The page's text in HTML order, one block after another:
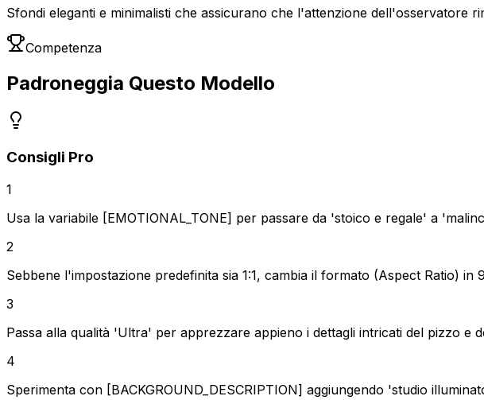
Sfondi eleganti e minimalisti che assicurano che l'attenzione dell'osservatore
Competenza
Padroneggia Questo Modello
Consigli Pro
1
Usa la variabile [EMOTIONAL_TONE] per passare da 'stoico e regale' a
2
Sebbene l'impostazione predefinita sia 1:1, cambia il formato (Aspect Ratio)
3
Passa alla qualità 'Ultra' per apprezzare appieno i dettagli intricati del pizzo e
4
Sperimenta con [BACKGROUND_DESCRIPTION] aggiungendo 'studio